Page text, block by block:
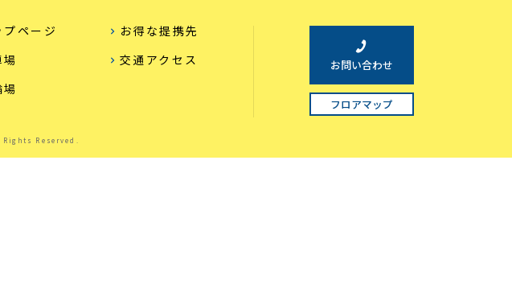
プページ
お得な提携先
交通アクセス
お問い合わせ
フロアマップ
Reserved.